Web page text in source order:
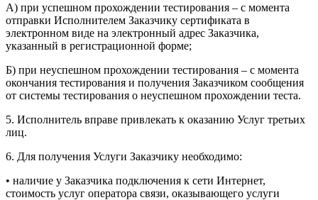
А) при успешном прохождении тестирования – с момента
отправки Исполнителем Заказчику сертификата в
электронном виде на электронный адрес Заказчика,
указанный в регистрационной форме;
Б) при неуспешном прохождении тестирования – с момента
окончания тестирования и получения Заказчиком сообщения
от системы тестирования о неуспешном прохождении теста.
5. Исполнитель вправе привлекать к оказанию Услуг третьих
лиц.
6. Для получения Услуги Заказчику необходимо:
• наличие у Заказчика подключения к сети Интернет,
стоимость услуг оператора связи, оказывающего услуги